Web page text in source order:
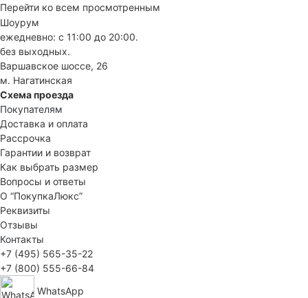
Перейти ко всем просмотренным
Шоурум
ежедневно: с 11:00 до 20:00.
без выходных.
Варшавское шоссе, 26
м. Нагатинская
Схема проезда
Покупателям
Доставка и оплата
Рассрочка
Гарантии и возврат
Как выбрать размер
Вопросы и ответы
О “ПокупкаЛюкс”
Реквизиты
Отзывы
Контакты
+7 (495) 565-35-22
+7 (800) 555-66-84
WhatsApp